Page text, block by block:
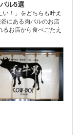
ル5選
い！」をどちらも叶え
にある肉バルのお店
お店から食べごたえ